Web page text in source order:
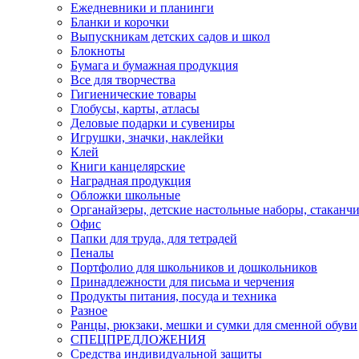
Ежедневники и планинги
Бланки и корочки
Выпускникам детских садов и школ
Блокноты
Бумага и бумажная продукция
Все для творчества
Гигиенические товары
Глобусы, карты, атласы
Деловые подарки и сувениры
Игрушки, значки, наклейки
Клей
Книги канцелярские
Наградная продукция
Обложки школьные
Органайзеры, детские настольные наборы,
Офис
Папки для труда, для тетрадей
Пеналы
Портфолио для школьников и дошкольников
Принадлежности для письма и черчения
Продукты питания, посуда и техника
Разное
Ранцы, рюкзаки, мешки и сумки для сменной обуви
СПЕЦПРЕДЛОЖЕНИЯ
Средства индивидуальной защиты